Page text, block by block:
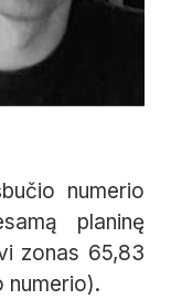
numerio
planinę
zonas 65,83
numerio).